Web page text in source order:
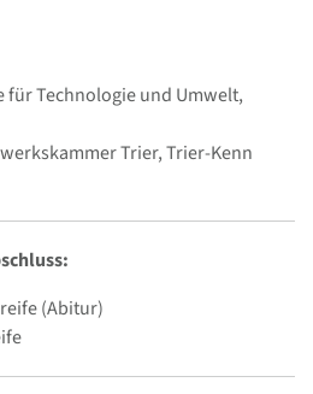
für Technologie und Umwelt,
Trier, Trier-Kenn
(Abitur)